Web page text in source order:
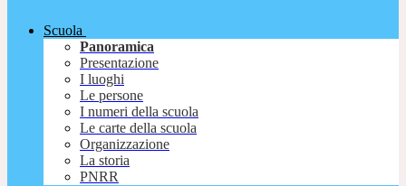
Scuola
Panoramica
Presentazione
I luoghi
Le persone
I numeri della scuola
Le carte della scuola
Organizzazione
La storia
PNRR